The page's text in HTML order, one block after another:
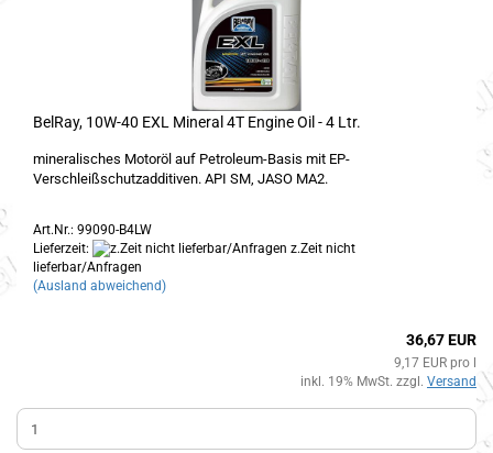
BelRay, 10W-40 EXL Mineral 4T Engine Oil - 4 Ltr.
mineralisches Motoröl auf Petroleum-Basis mit EP-
Verschleißschutzadditiven. API SM, JASO MA2.
Art.Nr.: 99090-B4LW
Lieferzeit:
z.Zeit nicht
lieferbar/Anfragen
(Ausland abweichend)
36,67 EUR
9,17 EUR pro l
inkl. 19% MwSt. zzgl. Versand